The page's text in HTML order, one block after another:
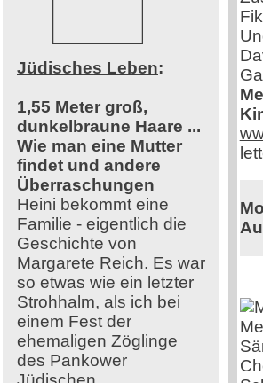
Jüdisches Leben:
1,55 Meter groß,
dunkelbraune Haare ...
Wie man eine Mutter
findet und andere
Überraschungen
Heini bekommt eine
Familie - eigentlich die
Geschichte von
Margarete Reich. Es war
so etwas wie ein letzter
Strohhalm, als ich bei
einem Fest der
ehemaligen Zöglinge
des Pankower